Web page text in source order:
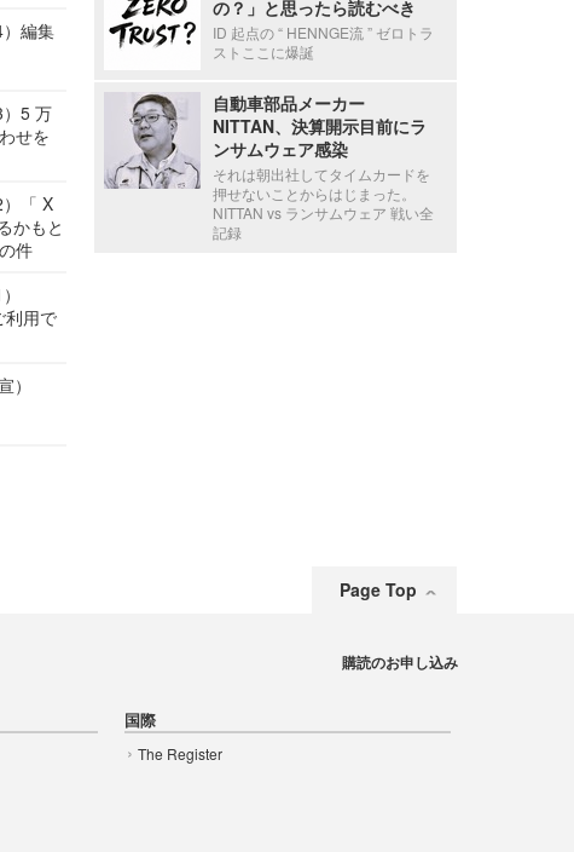
編集
5 万
せを
「 X
かもと
件
利用で
）
の？」と思ったら読むべき
ID 起点の “ HENNGE流 ” ゼロトラ
ストここに爆誕
自動車部品メーカー
NITTAN、決算開示目前にラ
ンサムウェア感染
それは朝出社してタイムカードを
押せないことからはじまった。
NITTAN vs ランサムウェア 戦い全
記録
Page Top
国際
The Register
購読のお申し込み